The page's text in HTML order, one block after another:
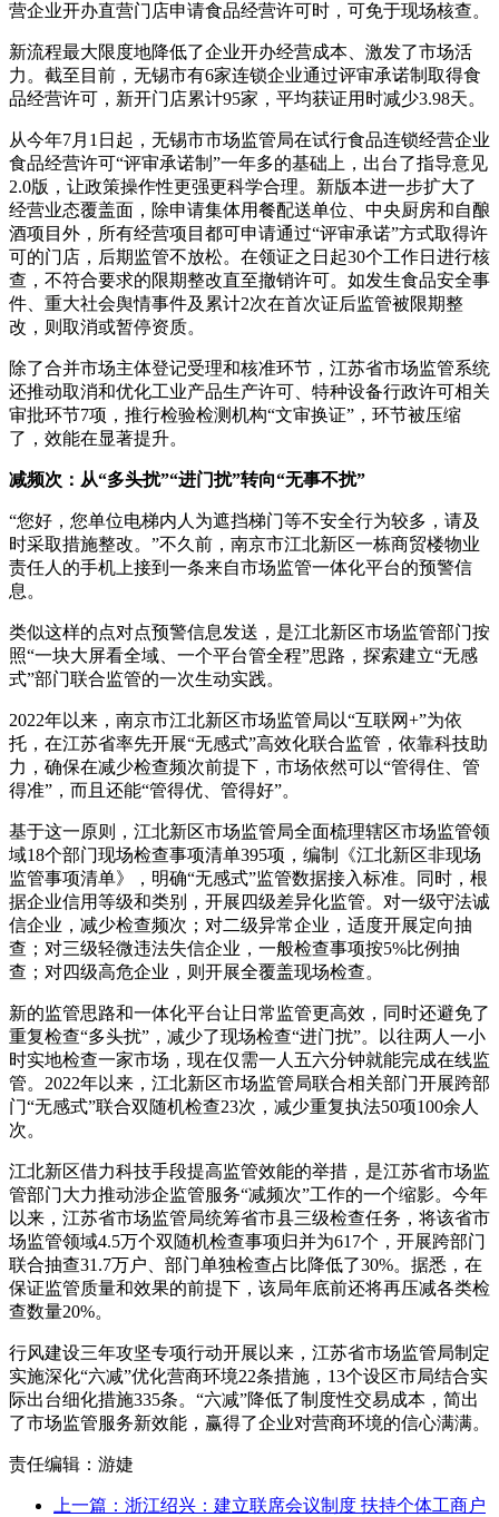
营企业开办直营门店申请食品经营许可时，可免于现场核查。
新流程最大限度地降低了企业开办经营成本、激发了市场活
力。截至目前，无锡市有6家连锁企业通过评审承诺制取得食
品经营许可，新开门店累计95家，平均获证用时减少3.98天。
从今年7月1日起，无锡市市场监管局在试行食品连锁经营企业
食品经营许可“评审承诺制”一年多的基础上，出台了指导意见
2.0版，让政策操作性更强更科学合理。新版本进一步扩大了
经营业态覆盖面，除申请集体用餐配送单位、中央厨房和自酿
酒项目外，所有经营项目都可申请通过“评审承诺”方式取得许
可的门店，后期监管不放松。在领证之日起30个工作日进行核
查，不符合要求的限期整改直至撤销许可。如发生食品安全事
件、重大社会舆情事件及累计2次在首次证后监管被限期整
改，则取消或暂停资质。
除了合并市场主体登记受理和核准环节，江苏省市场监管系统
还推动取消和优化工业产品生产许可、特种设备行政许可相关
审批环节7项，推行检验检测机构“文审换证”，环节被压缩
了，效能在显著提升。
减频次：从“多头扰”“进门扰”转向“无事不扰”
“您好，您单位电梯内人为遮挡梯门等不安全行为较多，请及
时采取措施整改。”不久前，南京市江北新区一栋商贸楼物业
责任人的手机上接到一条来自市场监管一体化平台的预警信
息。
类似这样的点对点预警信息发送，是江北新区市场监管部门按
照“一块大屏看全域、一个平台管全程”思路，探索建立“无感
式”部门联合监管的一次生动实践。
2022年以来，南京市江北新区市场监管局以“互联网+”为依
托，在江苏省率先开展“无感式”高效化联合监管，依靠科技助
力，确保在减少检查频次前提下，市场依然可以“管得住、管
得准”，而且还能“管得优、管得好”。
基于这一原则，江北新区市场监管局全面梳理辖区市场监管领
域18个部门现场检查事项清单395项，编制《江北新区非现场
监管事项清单》，明确“无感式”监管数据接入标准。同时，根
据企业信用等级和类别，开展四级差异化监管。对一级守法诚
信企业，减少检查频次；对二级异常企业，适度开展定向抽
查；对三级轻微违法失信企业，一般检查事项按5%比例抽
查；对四级高危企业，则开展全覆盖现场检查。
新的监管思路和一体化平台让日常监管更高效，同时还避免了
重复检查“多头扰”，减少了现场检查“进门扰”。以往两人一小
时实地检查一家市场，现在仅需一人五六分钟就能完成在线监
管。2022年以来，江北新区市场监管局联合相关部门开展跨部
门“无感式”联合双随机检查23次，减少重复执法50项100余人
次。
江北新区借力科技手段提高监管效能的举措，是江苏省市场监
管部门大力推动涉企监管服务“减频次”工作的一个缩影。今年
以来，江苏省市场监管局统筹省市县三级检查任务，将该省市
场监管领域4.5万个双随机检查事项归并为617个，开展跨部门
联合抽查31.7万户、部门单独检查占比降低了30%。据悉，在
保证监管质量和效果的前提下，该局年底前还将再压减各类检
查数量20%。
行风建设三年攻坚专项行动开展以来，江苏省市场监管局制定
实施深化“六减”优化营商环境22条措施，13个设区市局结合实
际出台细化措施335条。“六减”降低了制度性交易成本，简出
了市场监管服务新效能，赢得了企业对营商环境的信心满满。
责任编辑：游婕
上一篇：浙江绍兴：建立联席会议制度 扶持个体工商户